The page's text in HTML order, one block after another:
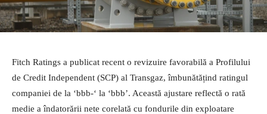
Fitch Ratings a publicat recent o revizuire favorabilă a Profilului
de Credit Independent (SCP) al Transgaz, îmbunătățind ratingul
companiei de la ‘bbb-‘ la ‘bbb’. Această ajustare reflectă o rată
medie a îndatorării nete corelată cu fondurile din exploatare